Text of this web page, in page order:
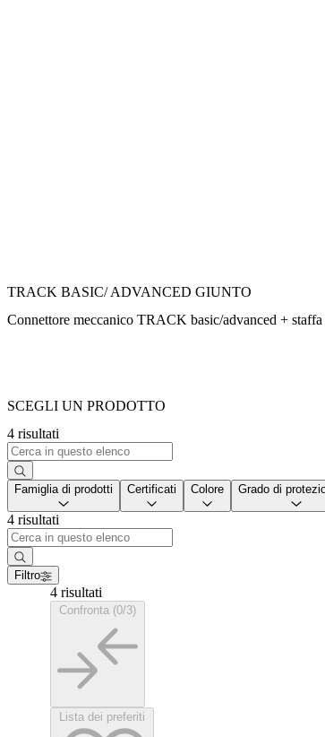
TRACK BASIC/ ADVANCED GIUNTO
Connettore meccanico TRACK basic/advanced +
SCEGLI UN PRODOTTO
4 risultati
Famiglia di prodotti Certificati Colore Grado di
4 risultati
Filtro
4 risultati